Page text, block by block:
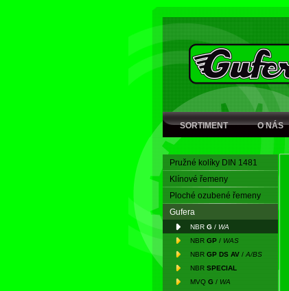
SORTIMENT O NÁS
Pružné kolíky DIN 1481
Klínové řemeny
Ploché ozubené řemeny
Gufera
NBR G / WA
NBR GP / WAS
NBR GP DS AV / A/BS
NBR SPECIAL
MVQ G / WA